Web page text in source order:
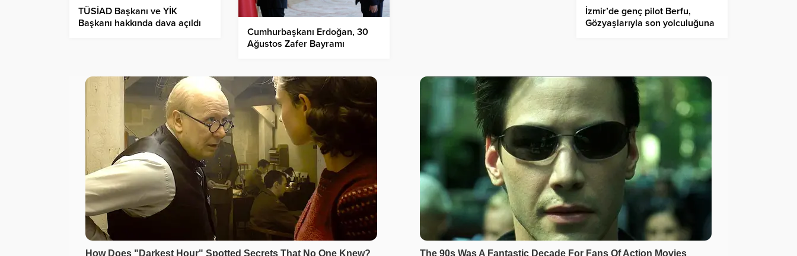
TÜSİAD Başkanı ve YİK
Başkanı hakkında dava açıldı
Cumhurbaşkanı Erdoğan, 30
Ağustos Zafer Bayramı
İzmir’de genç pilot Berfu,
Gözyaşlarıyla son yolculuğuna